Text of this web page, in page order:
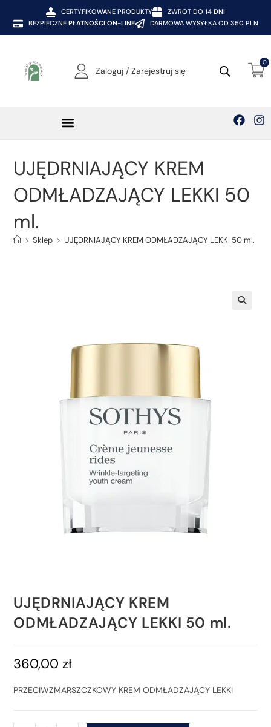
CERTYFIKOWANE PRODUKTY ZWROT DO 14 DNI
BEZPIECZNE PŁATNOŚCI ON-LINE DARMOWA WYSYŁKA OD 350 PLN
Zaloguj / Zarejestruj się
0
UJĘDRNIAJĄCY KREM
ODMŁADZAJĄCY LEKKI 50
ml.
> Sklep > UJĘDRNIAJĄCY KREM ODMŁADZAJĄCY LEKKI 50 ml.
UJĘDRNIAJĄCY KREM
ODMŁADZAJĄCY LEKKI 50 ml.
360,00zł
PRZECIWZMARSZCZKOWY KREM ODMŁADZAJĄCY LEKKI